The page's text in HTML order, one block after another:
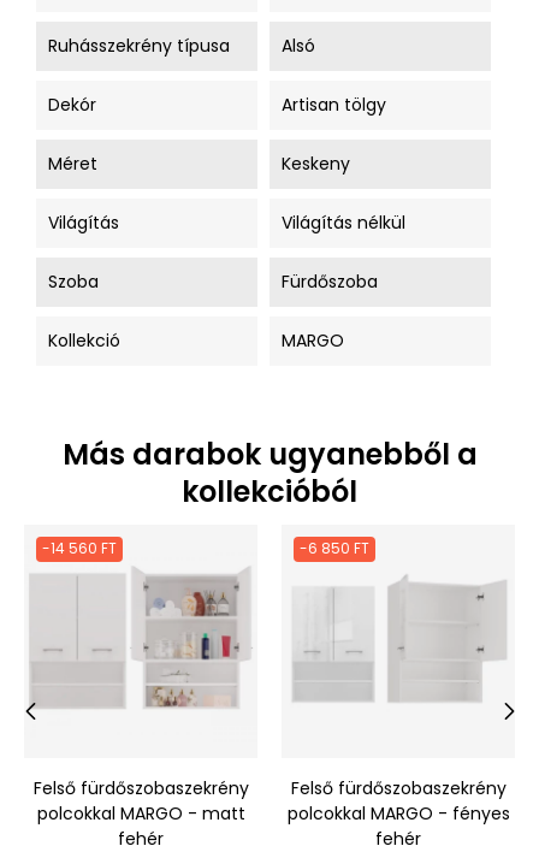
Ruhásszekrény típusa Alsó
Dekór Artisan tölgy
Méret Keskeny
Világítás Világítás nélkül
Szoba Fürdőszoba
Kollekció MARGO
Más darabok ugyanebből a
kollekcióból
-14 560 FT
Felső fürdőszobaszekrény
polcokkal MARGO - matt
fehér
-6 850 FT
Felső fürdőszobaszekrény
polcokkal MARGO - fényes
fehér